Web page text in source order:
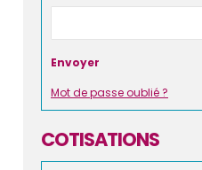
Mot de passe oublié ?
COTISATIONS